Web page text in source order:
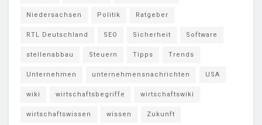
Niedersachsen Politik Ratgeber
RTL Deutschland SEO Sicherheit Software
stellenabbau Steuern Tipps Trends
Unternehmen unternehmensnachrichten USA
wiki wirtschaftsbegriffe wirtschaftswiki
wirtschaftswissen wissen Zukunft